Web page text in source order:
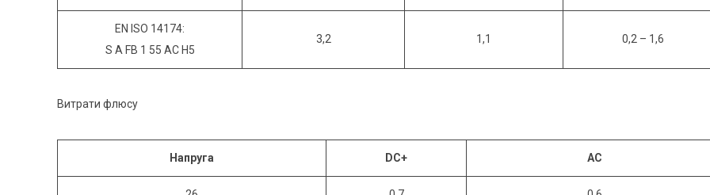
EN ISO 14174:
S A FB 1 55 AC H5
3,2 1,1 0,2 – 1,6
Витрати флюсу
Напруга DC+ AC